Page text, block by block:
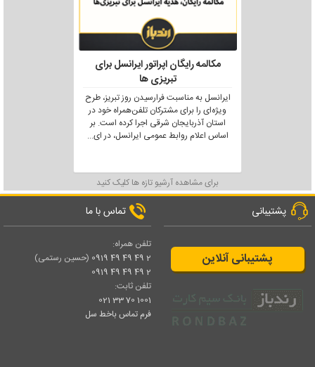
مکالمه رایگان اپراتور ایرانسل برای
تبریزی ها
ایرانسل به مناسبت فرارسیدن روز تبریز، طرح
ویژه‌ای را برای مشترکان تلفن‌همراه خود در
استان آذربایجان شرقی اجرا کرده است. بر
اساس اعلام روابط عمومی ایرانسل، در ای...
برای مشاهده آرشیو تازه ها کلیک کنید
پشتیبانی
پشتیبانی آنلاین
تماس با ما
تلفن همراه:
2 49 49 49 0919
(حسین رستمی)
2 49 49 49 0919
تلفن ثابت:
1001 70 33 021
فرم تماس باخط سل